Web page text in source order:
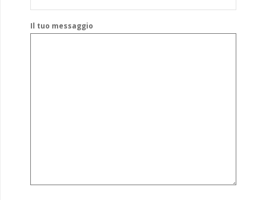
Il tuo messaggio